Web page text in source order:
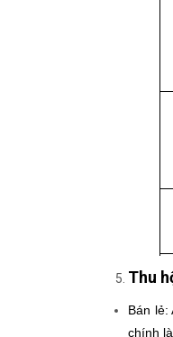
Thu
Bán lẻ:
chính